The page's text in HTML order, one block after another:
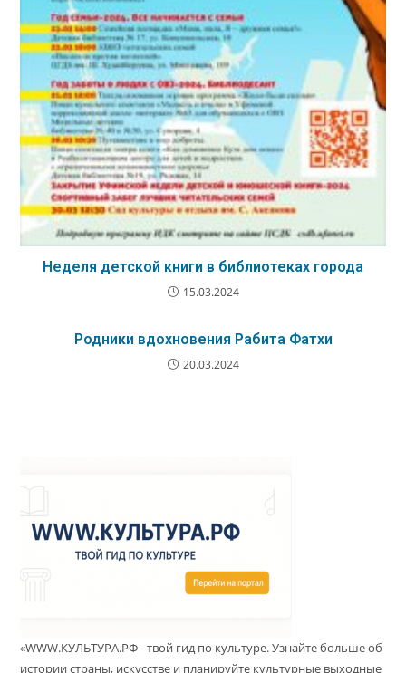
Неделя детской книги в библиотеках города
15.03.2024
Родники вдохновения Рабита Фатхи
20.03.2024
«WWW.КУЛЬТУРА.РФ - твой гид по культуре. Узнайте больше об
истории страны, искусстве и планируйте культурные выходные